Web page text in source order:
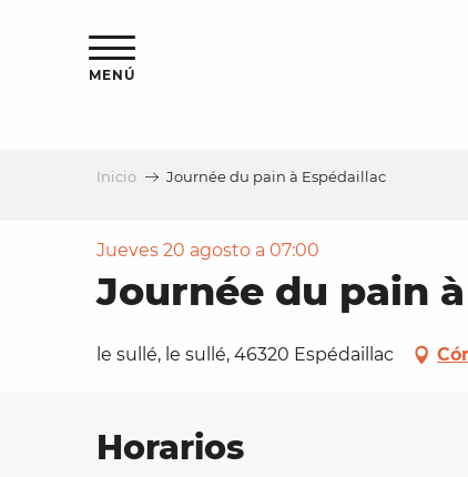
MENÚ
Inicio Journée du pain à Espédaillac
Jueves 20 agosto a 07:00
Journée du pain
le sullé, le sullé, 46320 Espédaillac
Horarios